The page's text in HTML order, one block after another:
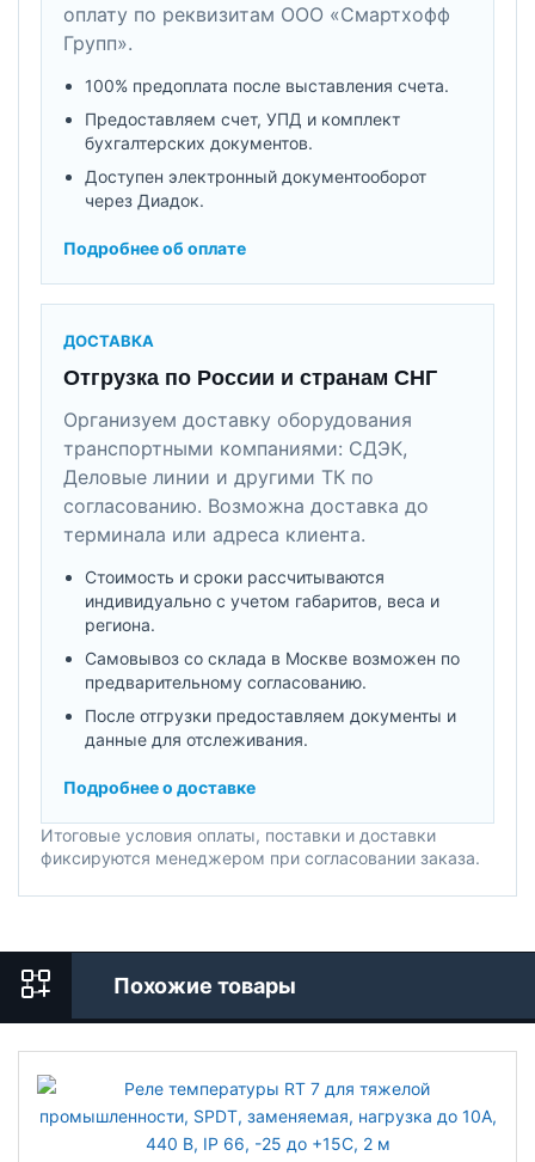
оплату по реквизитам ООО «Смартхофф
Групп».
100% предоплата после выставления счета.
Предоставляем счет, УПД и комплект
бухгалтерских документов.
Доступен электронный документооборот
через Диадок.
Подробнее об оплате
ДОСТАВКА
Отгрузка по России и странам СНГ
Организуем доставку оборудования
транспортными компаниями: СДЭК,
Деловые линии и другими ТК по
согласованию. Возможна доставка до
терминала или адреса клиента.
Стоимость и сроки рассчитываются
индивидуально с учетом габаритов, веса и
региона.
Самовывоз со склада в Москве возможен по
предварительному согласованию.
После отгрузки предоставляем документы и
данные для отслеживания.
Подробнее о доставке
Итоговые условия оплаты, поставки и доставки
фиксируются менеджером при согласовании заказа.
Похожие товары